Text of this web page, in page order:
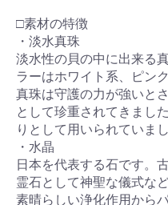
□素材の特徴
・淡水真珠
淡水性の貝の中に出来る
ラーはホワイト系、ピン
真珠は守護の力が強いと
として珍重されてきまし
りとして用いられていまし
・水晶
日本を代表する石です。
霊石として神聖な儀式な
素晴らしい浄化作用から